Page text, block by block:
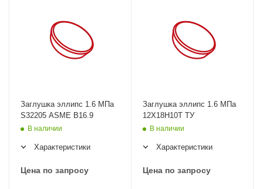
Заглушка эллипс 1.6 МПа
S32205 ASME B16.9
В наличии
Характеристики
Цена по запросу
Заглушка эллипс 1.6 МПа
12Х18Н10Т ТУ
В наличии
Характеристики
Цена по запросу